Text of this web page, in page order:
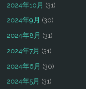
2024年10月 (31)
2024年9月 (30)
2024年8月 (31)
2024年7月 (31)
2024年6月 (30)
2024年5月 (31)